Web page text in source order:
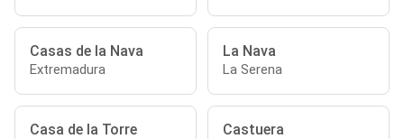
Casas de la Nava
Extremadura
La Nava
La Serena
Casa de la Torre Castuera